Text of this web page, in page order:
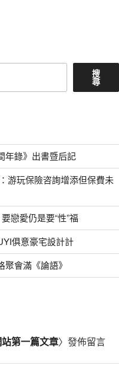
搜
尋
年錄》出書暨后記
游玩保險咨詢增添但保費未
戀愛仍是要“性”福
俱意豪宅設計計
聚會滿《論語》
第一篇文章〉發佈留言